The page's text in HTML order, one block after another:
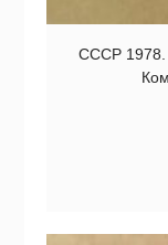
СССР 1978.